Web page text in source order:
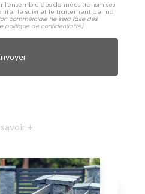
l'ensemble des données transmises
le suivi et le traitement de ma
commerciale ne sera faite des
politique de confidentialité)
savoir +